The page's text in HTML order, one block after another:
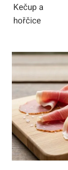
Kečup a
hořčice